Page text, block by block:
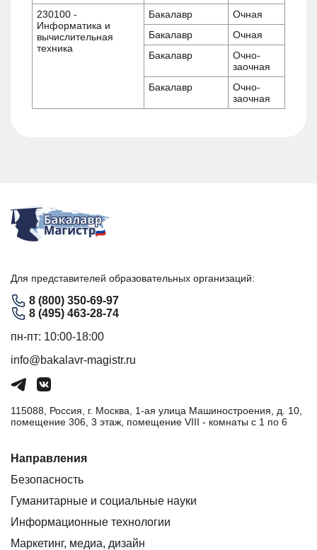
230100 -
Информатика и
вычислительная
техника
Бакалавр
Очная
Бакалавр
Очная
Бакалавр
Очно-
заочная
Бакалавр
Очно-
заочная
Для представителей образовательных организаций:
8 (800) 350-69-97
8 (495) 463-28-74
пн-пт: 10:00-18:00
info@bakalavr-magistr.ru
115088, Россия, г. Москва, 1-ая улица Машиностроения, д. 10,
помещение 306, 3 этаж, помещение VIII - комнаты с 1 по 6
Направления
Безопасность
Гуманитарные и социальные науки
Информационные технологии
Маркетинг, медиа, дизайн